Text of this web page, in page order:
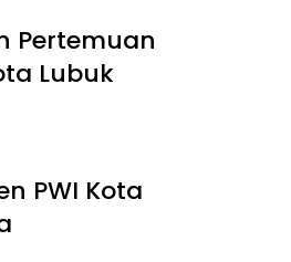
Pertemuan
Lubuk
PWI Kota